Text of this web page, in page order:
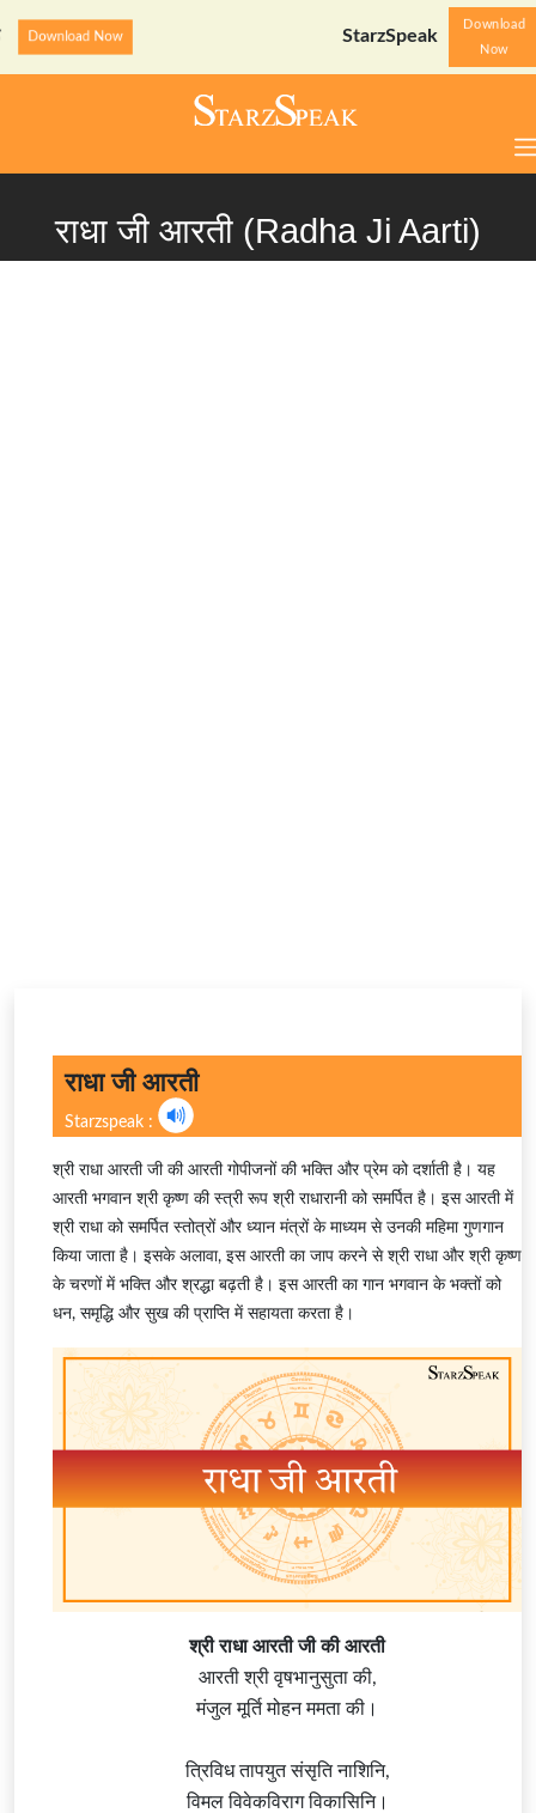
StarzSpeak स्पेशल: अयोध्या दर्शन गाइड
Download
Now
राधा जी आरती (Radha Ji Aarti)
राधा जी आरती
Starzspeak :
श्री राधा आरती जी की आरती गोपीजनों की भक्ति और प्रेम को दर्शाती है। यह
आरती भगवान श्री कृष्ण की स्त्री रूप श्री राधारानी को समर्पित है। इस आरती में
श्री राधा को समर्पित स्तोत्रों और ध्यान मंत्रों के माध्यम से उनकी महिमा गुणगान
किया जाता है। इसके अलावा, इस आरती का जाप करने से श्री राधा और श्री कृष्ण
के चरणों में भक्ति और श्रद्धा बढ़ती है। इस आरती का गान भगवान के भक्तों को
धन, समृद्धि और सुख की प्राप्ति में सहायता करता है।
श्री राधा आरती जी की आरती
आरती श्री वृषभानुसुता की,
मंजुल मूर्ति मोहन ममता की।
त्रिविध तापयुत संसृति नाशिनि,
विमल विवेकविराग विकासिनि।